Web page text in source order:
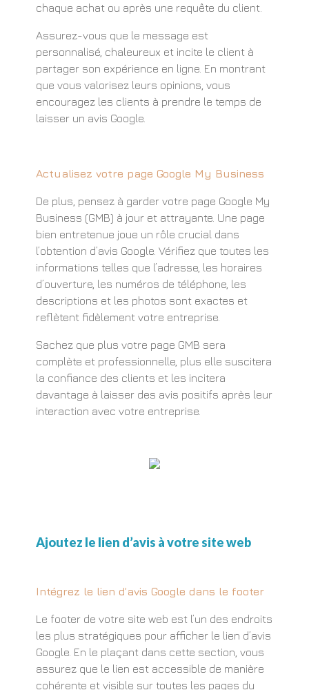
chaque achat ou après une requête du client.
Assurez-vous que le message est
personnalisé, chaleureux et incite le client à
partager son expérience en ligne. En montrant
que vous valorisez leurs opinions, vous
encouragez les clients à prendre le temps de
laisser un avis Google.
Actualisez votre page Google My Business
De plus, pensez à garder votre page Google My
Business (GMB) à jour et attrayante. Une page
bien entretenue joue un rôle crucial dans
l’obtention d’avis Google. Vérifiez que toutes les
informations telles que l’adresse, les horaires
d’ouverture, les numéros de téléphone, les
descriptions et les photos sont exactes et
reflètent fidèlement votre entreprise.
Sachez que plus votre page GMB sera
complète et professionnelle, plus elle suscitera
la confiance des clients et les incitera
davantage à laisser des avis positifs après leur
interaction avec votre entreprise.
Ajoutez le lien d’avis à votre site web
Intégrez le lien d’avis Google dans le footer
Le footer de votre site web est l’un des endroits
les plus stratégiques pour afficher le lien d’avis
Google. En le plaçant dans cette section, vous
assurez que le lien est accessible de manière
cohérente et visible sur toutes les pages du